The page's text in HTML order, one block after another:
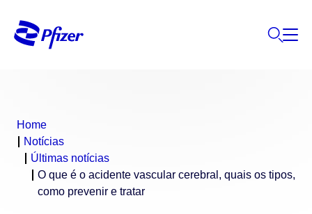
Home
Notícias
Últimas notícias
O que é o acidente vascular cerebral, quais os tipos,
como prevenir e tratar